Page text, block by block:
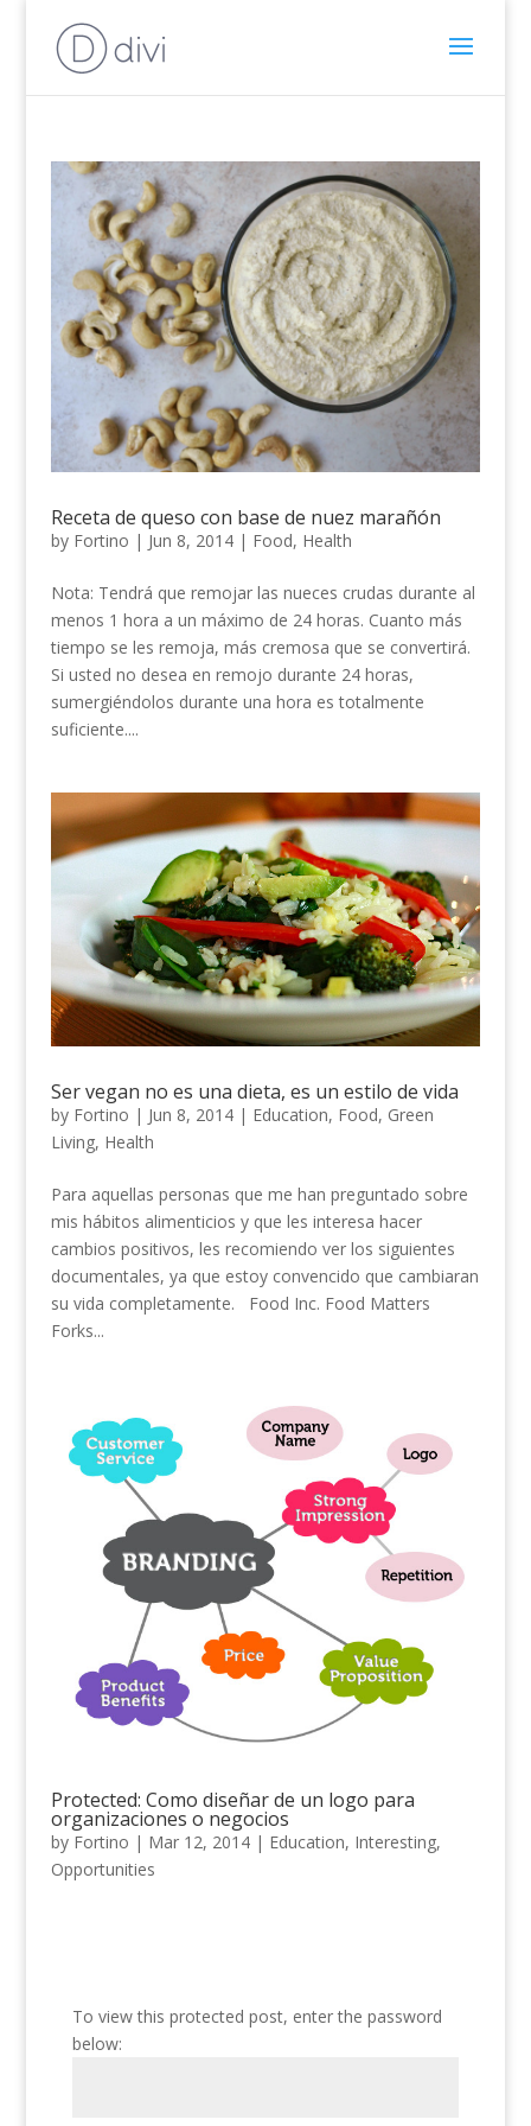
Receta de queso con base de nuez marañón
by Fortino | Jun 8, 2014| Food, Health
Nota: Tendrá que remojar las nueces crudas durante al
menos 1 hora a un máximo de 24 horas. Cuanto más
tiempo se les remoja, más cremosa que se convertirá.
Si usted no desea en remojo durante 24 horas,
sumergiéndolos durante una hora es totalmente
suficiente....
Ser vegan no es una dieta, es un estilo de vida
by Fortino | Jun 8, 2014| Education, Food, Green
Living, Health
Para aquellas personas que me han preguntado sobre
mis hábitos alimenticios y que les interesa hacer
cambios positivos, les recomiendo ver los siguientes
documentales, ya que estoy convencido que cambiaran
su vida completamente. Food Inc. Food Matters
Forks...
Protected: Como diseñar de un logo para
organizaciones o negocios
by Fortino | Mar 12, 2014| Education, Interesting,
Opportunities
To view this protected post, enter the password
below: